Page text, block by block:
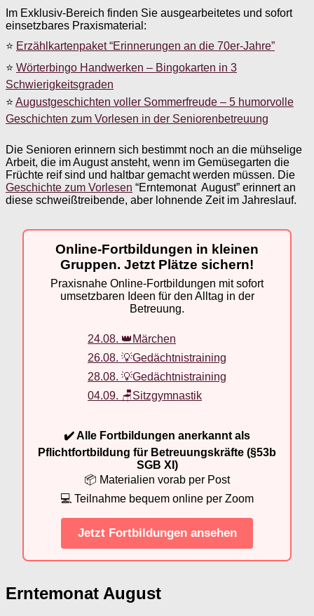
Im Exklusiv-Bereich finden Sie ausgearbeitetes und sofort
einsetzbares Praxismaterial:
⭐ Erzählkartenpaket “Erinnerungen an die 70er-Jahre”
⭐ Wörterbingo Handwerken – Bingokarten in 3
Schwierigkeitsgraden
⭐ Augustgeschichten voller Sommerfreude – 5 humorvolle
Geschichten zum Vorlesen in der Seniorenbetreuung
Die Senioren erinnern sich bestimmt noch an die mühselige
Arbeit, die im August ansteht, wenn im Gemüsegarten die
Früchte reif sind und haltbar gemacht werden müssen. Die
Geschichte zum Vorlesen “Erntemonat August” erinnert an
diese schweißtreibende, aber lohnende Zeit im Jahreslauf.
Online-Fortbildungen in kleinen
Gruppen. Jetzt Plätze sichern!
Praxisnahe Online-Fortbildungen mit sofort
umsetzbaren Ideen für den Alltag in der
Betreuung.
24.08. 👑Märchen
26.08. 💡Gedächtnistraining
28.08. 💡Gedächtnistraining
04.09. 🪑Sitzgymnastik
✔️ Alle Fortbildungen anerkannt als
Pflichtfortbildung für Betreuungskräfte (§53b
SGB XI)
📦 Materialien vorab per Post
💻 Teilnahme bequem online per Zoom
Jetzt Fortbildungen ansehen
Erntemonat August